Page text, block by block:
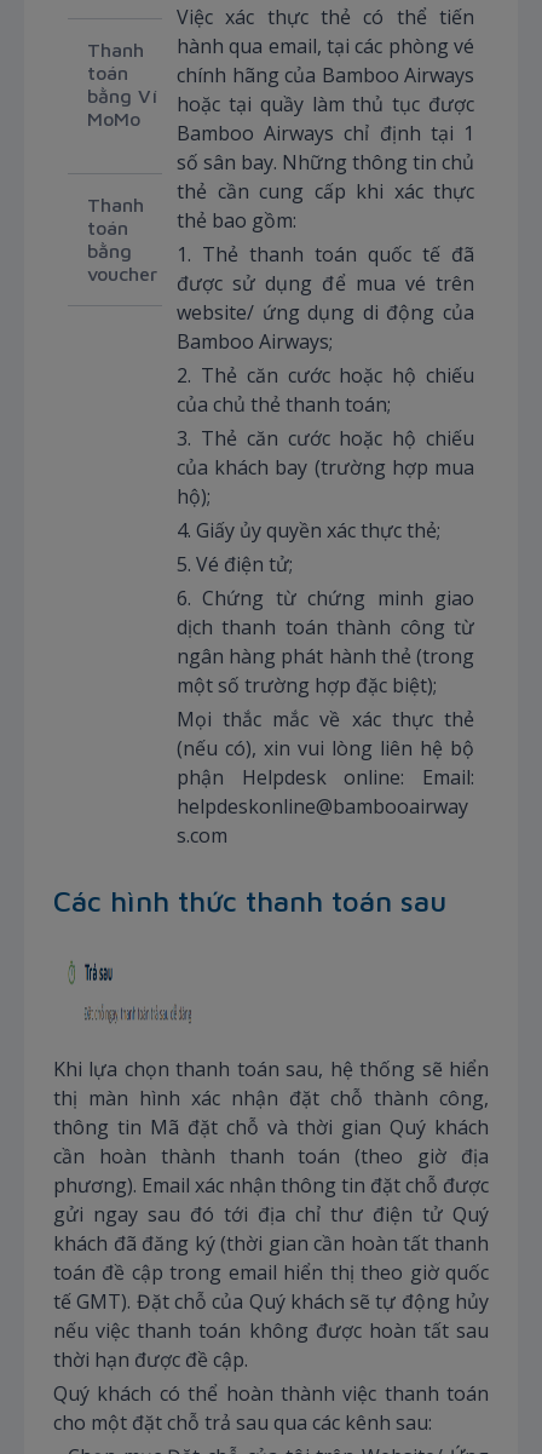
Thanh
toán
bằng Ví
MoMo
Thanh
toán
bằng
voucher
Việc xác thực thẻ có thể tiến
hành qua email, tại các phòng vé
chính hãng của Bamboo Airways
hoặc tại quầy làm thủ tục được
Bamboo Airways chỉ định tại 1
số sân bay. Những thông tin chủ
thẻ cần cung cấp khi xác thực
thẻ bao gồm:
1. Thẻ thanh toán quốc tế đã
được sử dụng để mua vé trên
website/ ứng dụng di động của
Bamboo Airways;
2. Thẻ căn cước hoặc hộ chiếu
của chủ thẻ thanh toán;
3. Thẻ căn cước hoặc hộ chiếu
của khách bay (trường hợp mua
hộ);
4. Giấy ủy quyền xác thực thẻ;
5. Vé điện tử;
6. Chứng từ chứng minh giao
dịch thanh toán thành công từ
ngân hàng phát hành thẻ (trong
một số trường hợp đặc biệt);
Mọi thắc mắc về xác thực thẻ
(nếu có), xin vui lòng liên hệ bộ
phận Helpdesk online: Email:
helpdeskonline@bambooairway
s.com
Các hình thức thanh toán sau
Khi lựa chọn thanh toán sau, hệ thống sẽ hiển
thị màn hình xác nhận đặt chỗ thành công,
thông tin Mã đặt chỗ và thời gian Quý khách
cần hoàn thành thanh toán (theo giờ địa
phương). Email xác nhận thông tin đặt chỗ được
gửi ngay sau đó tới địa chỉ thư điện tử Quý
khách đã đăng ký (thời gian cần hoàn tất thanh
toán đề cập trong email hiển thị theo giờ quốc
tế GMT). Đặt chỗ của Quý khách sẽ tự động hủy
nếu việc thanh toán không được hoàn tất sau
thời hạn được đề cập.
Quý khách có thể hoàn thành việc thanh toán
cho một đặt chỗ trả sau qua các kênh sau: